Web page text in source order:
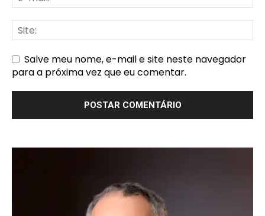
Salve meu nome, e-mail e site neste navegador
para a próxima vez que eu comentar.